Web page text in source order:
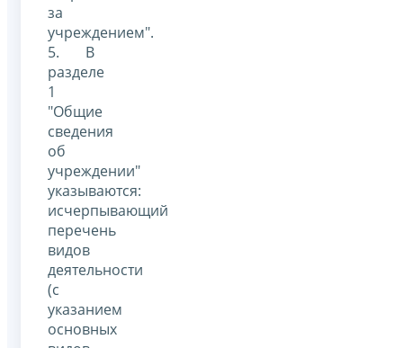
за
учреждением".
5. В
разделе
1
"Общие
сведения
об
учреждении"
указываются:
исчерпывающий
перечень
видов
деятельности
(с
указанием
основных